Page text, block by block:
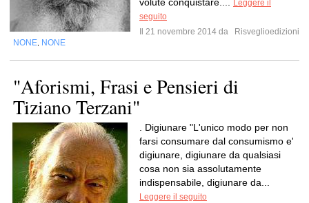
Leggere il
seguito
Il 21 novembre 2014 da
Risveglioedizioni
NONE NONE
"Aforismi, Frasi e Pensieri di
Tiziano Terzani"
. Digiunare "L'unico modo per non
farsi consumare dal consumismo e'
digiunare, digiunare da qualsiasi
cosa non sia assolutamente
indispensabile, digiunare da...
Leggere il seguito